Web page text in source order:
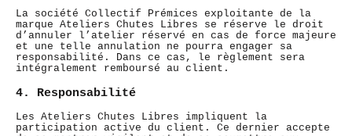
La société Collectif Prémices exploitante de la
marque Ateliers Chutes Libres se réserve le droit
d’annuler l’atelier réservé en cas de force majeure
et une telle annulation ne pourra engager sa
responsabilité. Dans ce cas, le règlement sera
intégralement remboursé au client.
4. Responsabilité
Les Ateliers Chutes Libres impliquent la
participation active du client. Ce dernier accepte